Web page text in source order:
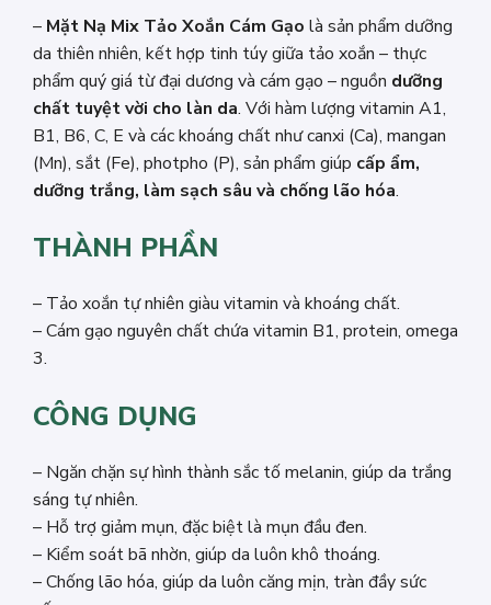
– Mặt Nạ Mix Tảo Xoắn Cám Gạo là sản phẩm dưỡng
da thiên nhiên, kết hợp tinh túy giữa tảo xoắn – thực
phẩm quý giá từ đại dương và cám gạo – nguồn dưỡng
chất tuyệt vời cho làn da. Với hàm lượng vitamin A1,
B1, B6, C, E và các khoáng chất như canxi (Ca), mangan
(Mn), sắt (Fe), photpho (P), sản phẩm giúp cấp ẩm,
dưỡng trắng, làm sạch sâu và chống lão hóa.
THÀNH PHẦN
– Tảo xoắn tự nhiên giàu vitamin và khoáng chất.
– Cám gạo nguyên chất chứa vitamin B1, protein, omega
3.
CÔNG DỤNG
– Ngăn chặn sự hình thành sắc tố melanin, giúp da trắng
sáng tự nhiên.
– Hỗ trợ giảm mụn, đặc biệt là mụn đầu đen.
– Kiểm soát bã nhờn, giúp da luôn khô thoáng.
– Chống lão hóa, giúp da luôn căng mịn, tràn đầy sức